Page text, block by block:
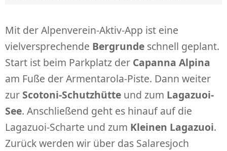
Mit der Alpenverein-Aktiv-App ist eine
vielversprechende Bergrunde schnell geplant.
Start ist beim Parkplatz der Capanna Alpina
am Fuße der Armentarola-Piste. Dann weiter
zur Scotoni-Schutzhütte und zum Lagazuoi-
See. Anschließend geht es hinauf auf die
Lagazuoi-Scharte und zum Kleinen Lagazuoi.
Zurück werden wir über das Salaresjoch